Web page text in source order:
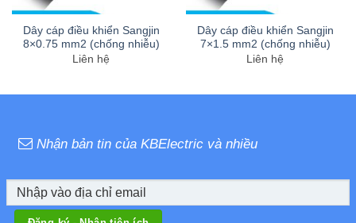
Dây cáp điều khiển Sangjin
8×0.75 mm2 (chống nhiễu)
Liên hệ
Dây cáp điều khiển Sangjin
7×1.5 mm2 (chống nhiễu)
Liên hệ
Nhận bản tin của KBElectric và nhiều